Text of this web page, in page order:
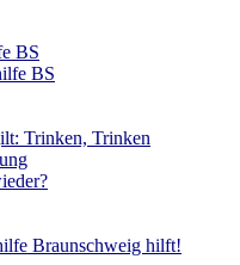
BS
BS
Trinken, Trinken
Braunschweig hilft!